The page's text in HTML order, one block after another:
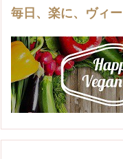
毎日、楽に、ヴィ